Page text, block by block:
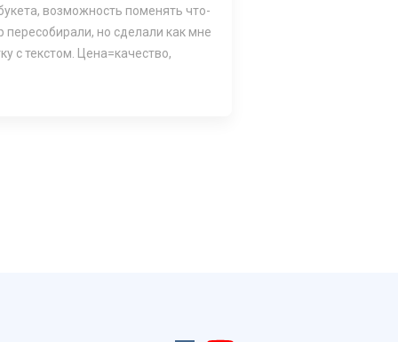
возможность поменять что-
пересобирали, но сделали как мне
с текстом. Цена=качество,